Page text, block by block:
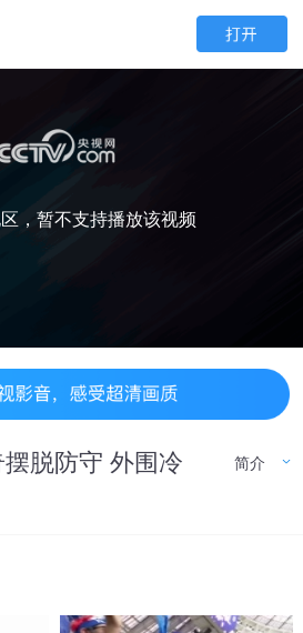
，暂不支持播放该视频
脱防守 外围冷
简介